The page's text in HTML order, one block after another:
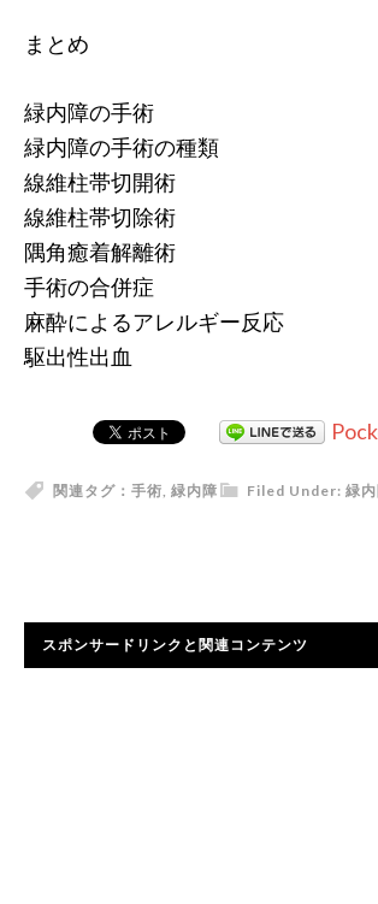
まとめ
緑内障の手術
緑内障の手術の種類
線維柱帯切開術
線維柱帯切除術
隅角癒着解離術
手術の合併症
麻酔によるアレルギー反応
駆出性出血
Filed Under: 緑
関連タグ： 手術, 緑内障
スポンサードリンクと関連コンテンツ